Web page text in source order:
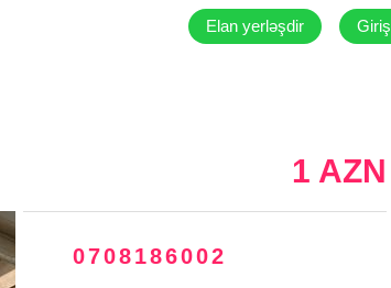
Elan yerləşdir Giriş
1 AZN
0708186002